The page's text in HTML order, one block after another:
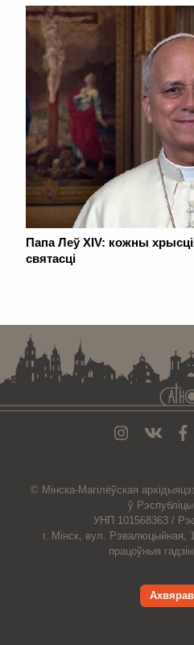
Папа Леў XIV: кожны
святасці
© Мiнска-Магiлёўская
ў
УНП 101568363 /
г. Мінск, вул. Рэвалюцыйная,
працоўныя